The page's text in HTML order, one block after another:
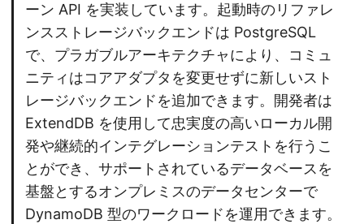
ーン API を実装しています。起動時のリファレ
ンスストレージバックエンドは PostgreSQL
で、プラガブルアーキテクチャにより、コミュ
ニティはコアアダプタを変更せずに新しいスト
レージバックエンドを追加できます。開発者は
ExtendDB を使用して忠実度の高いローカル開
発や継続的インテグレーションテストを行うこ
とができ、サポートされているデータベースを
基盤とするオンプレミスのデータセンターで
DynamoDB 型のワークロードを運用できます。